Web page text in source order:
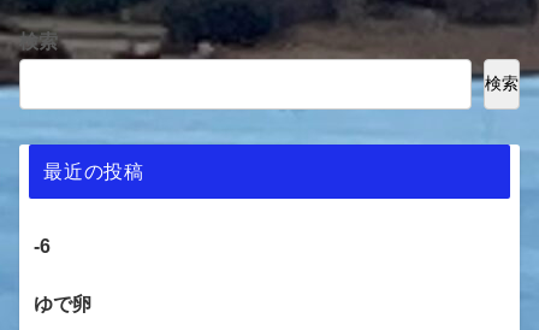
検索
検索
最近の投稿
-6
ゆで卵